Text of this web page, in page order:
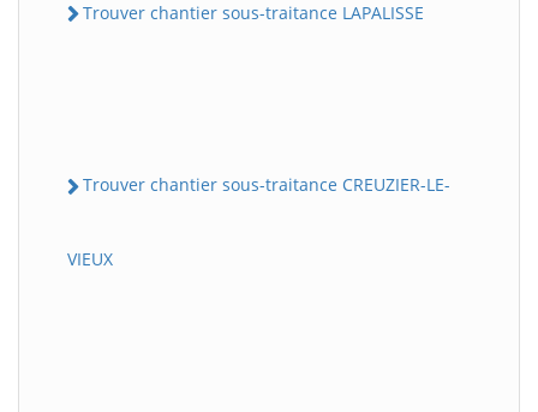
Trouver chantier sous-traitance LAPALISSE
Trouver chantier sous-traitance CREUZIER-LE-
VIEUX